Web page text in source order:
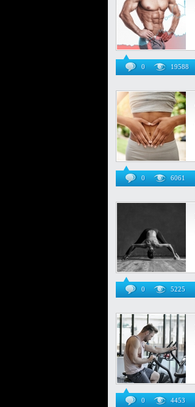
0 19588
0 6061
0 5225
0 4453